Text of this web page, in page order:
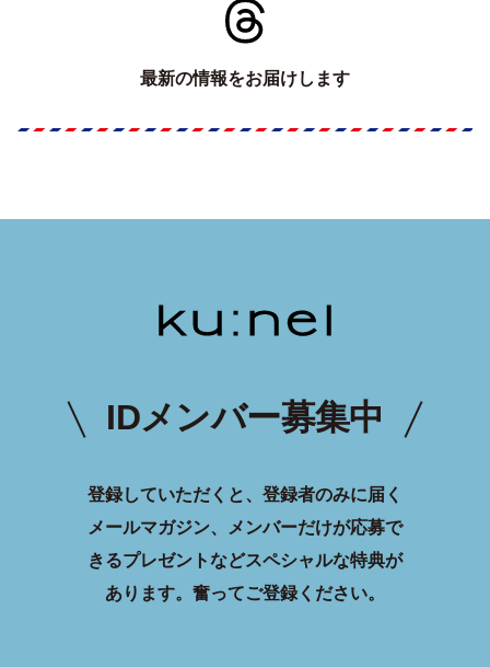
最新の情報をお届けします
IDメンバー募集中
登録していただくと、登録者のみに届く
メールマガジン、メンバーだけが応募で
きるプレゼントなどスペシャルな特典が
あります。 奮ってご登録ください。